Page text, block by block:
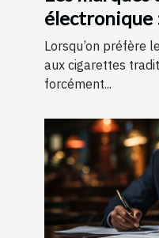
électronique
Lorsqu’on préfère
aux cigarettes
forcément...